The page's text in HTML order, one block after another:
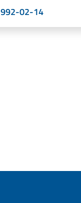
02-14